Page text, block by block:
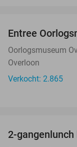
Entree
Oorlogsmuseum
Overloon
Verkocht: 2.865
2-